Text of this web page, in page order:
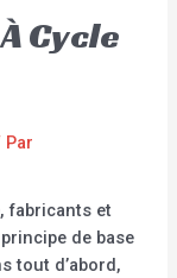
Cycle
Par
fabricants et
de base
tout d’abord,